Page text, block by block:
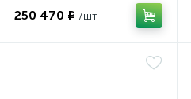
250 470 ₽ /шт